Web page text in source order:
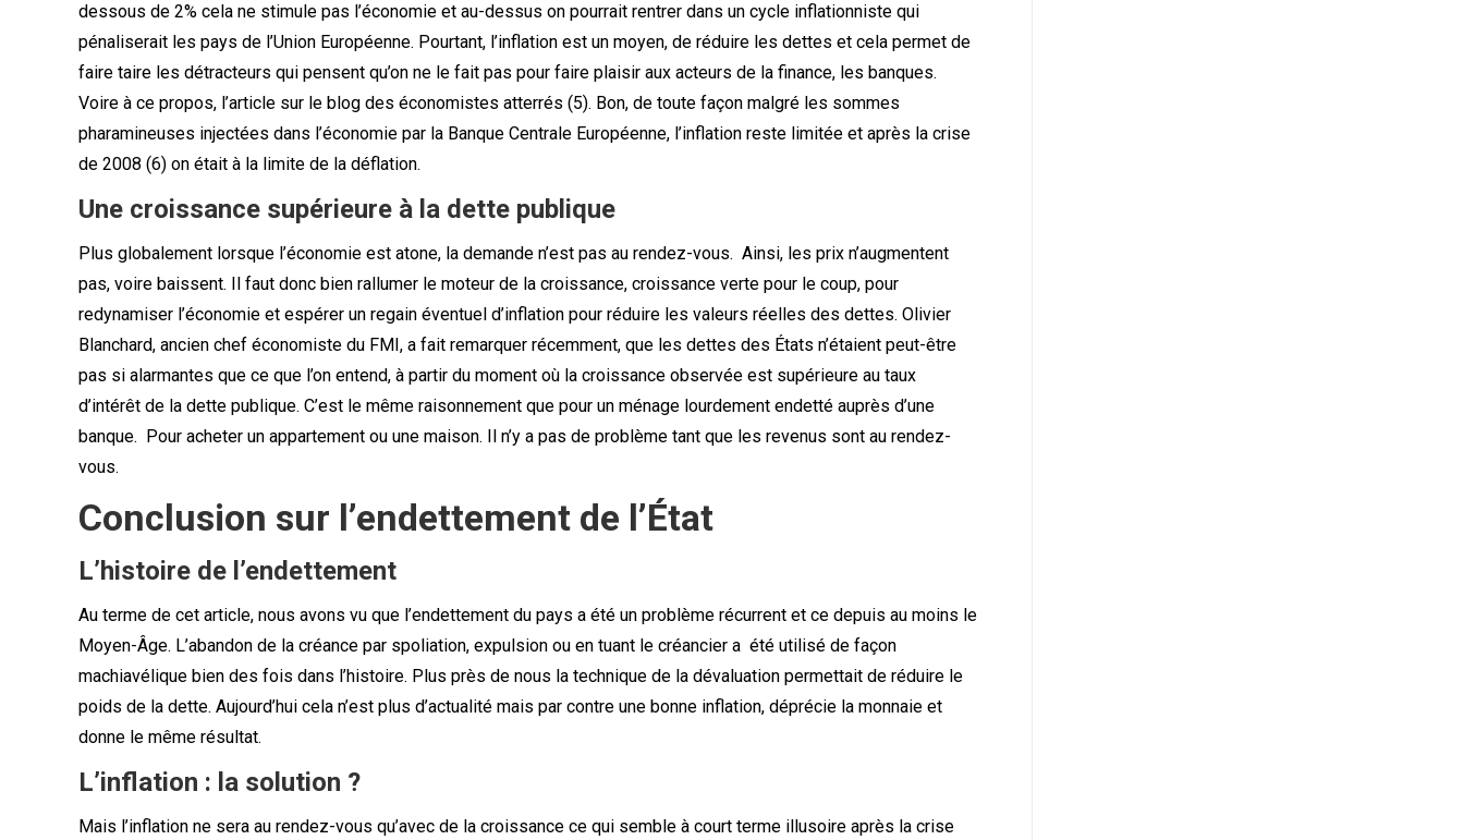
dessous de 2% cela ne stimule pas l’économie et au-dessus on pourrait rentrer dans un cycle inflationniste qui
pénaliserait les pays de l’Union Européenne. Pourtant, l’inflation est un moyen, de réduire les dettes et cela permet de
faire taire les détracteurs qui pensent qu’on ne le fait pas pour faire plaisir aux acteurs de la finance, les banques.
Voire à ce propos, l’article sur le blog des économistes atterrés (5). Bon, de toute façon malgré les sommes
pharamineuses injectées dans l’économie par la Banque Centrale Européenne, l’inflation reste limitée et après la crise
de 2008 (6) on était à la limite de la déflation.
Une croissance supérieure à la dette publique
Plus globalement lorsque l’économie est atone, la demande n’est pas au rendez-vous. Ainsi, les prix n’augmentent
pas, voire baissent. Il faut donc bien rallumer le moteur de la croissance, croissance verte pour le coup, pour
redynamiser l’économie et espérer un regain éventuel d’inflation pour réduire les valeurs réelles des dettes. Olivier
Blanchard, ancien chef économiste du FMI, a fait remarquer récemment, que les dettes des États n’étaient peut-être
pas si alarmantes que ce que l’on entend, à partir du moment où la croissance observée est supérieure au taux
d’intérêt de la dette publique. C’est le même raisonnement que pour un ménage lourdement endetté auprès d’une
banque. Pour acheter un appartement ou une maison. Il n’y a pas de problème tant que les revenus sont au rendez-
vous.
Conclusion sur l’endettement de l’État
L’histoire de l’endettement
Au terme de cet article, nous avons vu que l’endettement du pays a été un problème récurrent et ce depuis au moins le
Moyen-Âge. L’abandon de la créance par spoliation, expulsion ou en tuant le créancier a été utilisé de façon
machiavélique bien des fois dans l’histoire. Plus près de nous la technique de la dévaluation permettait de réduire le
poids de la dette. Aujourd’hui cela n’est plus d’actualité mais par contre une bonne inflation, déprécie la monnaie et
donne le même résultat.
L’inflation : la solution ?
Mais l’inflation ne sera au rendez-vous qu’avec de la croissance ce qui semble à court terme illusoire après la crise